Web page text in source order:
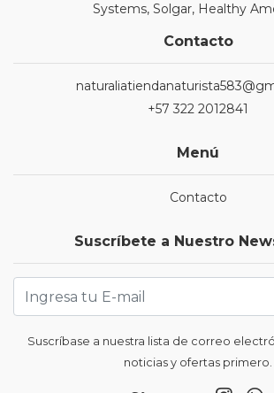
Systems, Solgar, Healthy
Contacto
+57 322 2012841
Menú
Contacto
Suscríbete a Nuestro
Suscríbase a nuestra lista de correo
noticias y ofertas primero.